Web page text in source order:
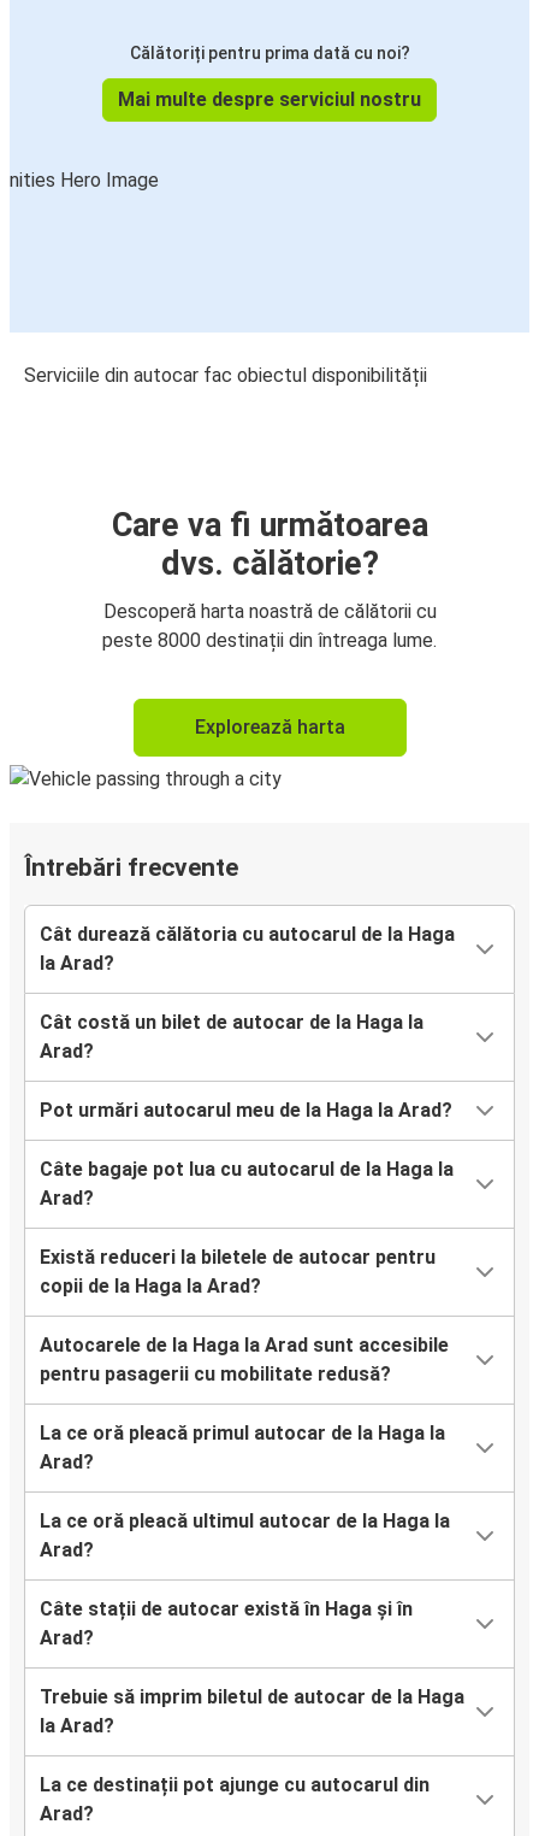
Călătoriți pentru prima dată cu noi?
Mai multe despre serviciul nostru
Serviciile din autocar fac obiectul disponibilității
Care va fi următoarea
dvs. călătorie?
Descoperă harta noastră de călătorii cu
peste 8000 destinații din întreaga lume.
Explorează harta
Întrebări frecvente
Cât durează călătoria cu autocarul de la Haga
la Arad?
Cât costă un bilet de autocar de la Haga la
Arad?
Pot urmări autocarul meu de la Haga la Arad?
Câte bagaje pot lua cu autocarul de la Haga la
Arad?
Există reduceri la biletele de autocar pentru
copii de la Haga la Arad?
Autocarele de la Haga la Arad sunt accesibile
pentru pasagerii cu mobilitate redusă?
La ce oră pleacă primul autocar de la Haga la
Arad?
La ce oră pleacă ultimul autocar de la Haga la
Arad?
Câte stații de autocar există în Haga și în
Arad?
Trebuie să imprim biletul de autocar de la Haga
la Arad?
La ce destinații pot ajunge cu autocarul din
Arad?